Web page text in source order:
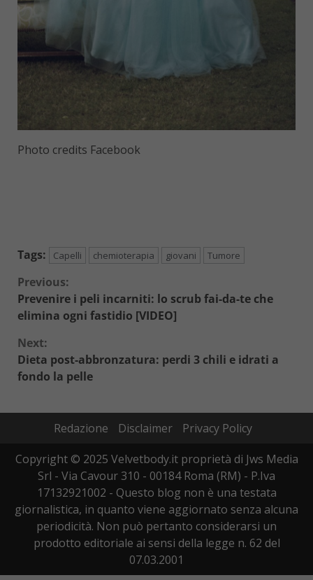
Photo credits Facebook
Tags: Capelli chemioterapia giovani Tumore
Continue
Reading
Previous:
Prevenire i peli incarniti: lo scrub fai-da-te che
elimina ogni fastidio [VIDEO]
Next:
Dieta post-abbronzatura: perdi 3 chili e idrati a
fondo la pelle
Redazione Disclaimer
Privacy Policy
Copyright © 2025 Velvetbody.it proprietà di Jws Media
Srl - Via Cavour 310 - 00184 Roma (RM) - P.Iva
17132921002 - Questo blog non è una testata
giornalistica, in quanto viene aggiornato senza alcuna
periodicità. Non può pertanto considerarsi un
prodotto editoriale ai sensi della legge n. 62 del
07.03.2001